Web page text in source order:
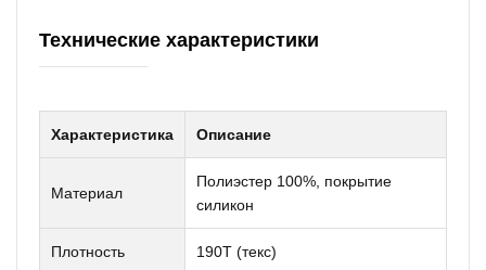
Технические характеристики
Характеристика Описание
Материал
Полиэстер 100%, покрытие
силикон
Плотность 190T (текс)